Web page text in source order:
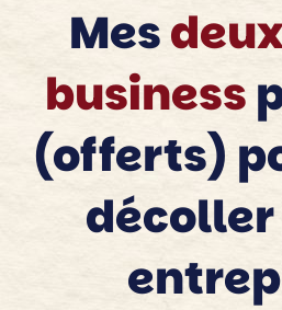
Mes
business
(offerts)